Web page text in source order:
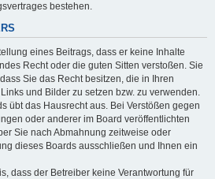
bestehen.
eines Beitrags, dass er keine Inhalte
Recht oder die guten Sitten verstoßen. Sie
Sie das Recht besitzen, die in Ihren
und Bilder zu setzen bzw. zu verwenden.
übt das Hausrecht aus. Bei Verstößen gegen
oder anderer im Board veröffentlichten
Sie nach Abmahnung zeitweise oder
dieses Boards ausschließen und Ihnen ein
dass der Betreiber keine Verantwortung für